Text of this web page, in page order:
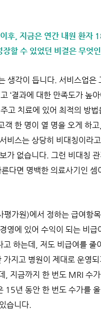
후, 지금은 연간 내원 환자
할 수 있었던 비결은 무엇
생각이 듭니다. 서비스업
‘결과에 대한 만족도가 높
고 치료에 있어 최적의 방
객 한 명이 열 명을 오게 하
비스는 상당히 비대칭이라
가 없습니다. 그런 비대칭
다면 명백한 의료사기인
가원)에서 정하는 급여항
영에 있어 수익이 되는 비
고 하는데, 저도 비급여를
지고 병원이 제대로 운영
지금까지 한 번도 MRI 수
년 동안 한 번도 수가를
습니다.